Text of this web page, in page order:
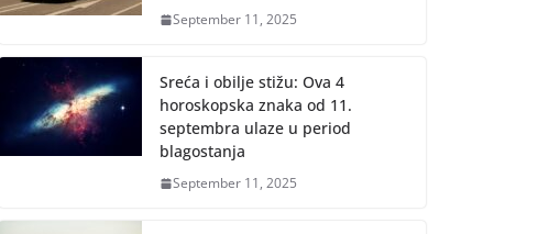
September 11, 2025
Sreća i obilje stižu: Ova 4
horoskopska znaka od 11.
septembra ulaze u period
blagostanja
September 11, 2025